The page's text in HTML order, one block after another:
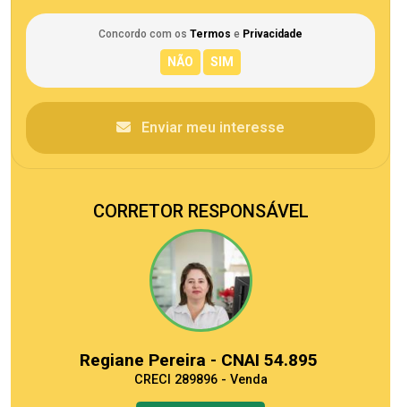
Concordo com os Termos e Privacidade
Enviar meu interesse
CORRETOR RESPONSÁVEL
Regiane Pereira - CNAI 54.895
CRECI 289896 - Venda